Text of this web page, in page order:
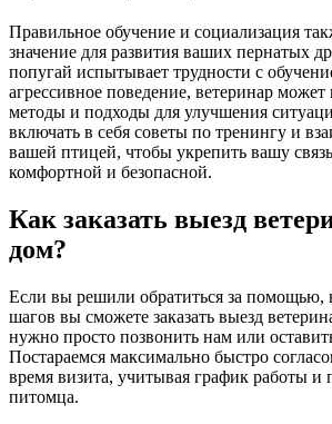
Правильное обучение и социализация
значение для развития ваших пернатых
попугай испытывает трудности с
агрессивное поведение, ветеринар может
методы и подходы для улучшения
включать в себя советы по тренингу и
вашей птицей, чтобы укрепить вашу
комфортной и безопасной.
Как заказать выезд
дом?
Если вы решили обратиться за помощью,
шагов вы сможете заказать выезд
нужно просто позвонить нам или
Постараемся максимально быстро
время визита, учитывая график работы и
питомца.